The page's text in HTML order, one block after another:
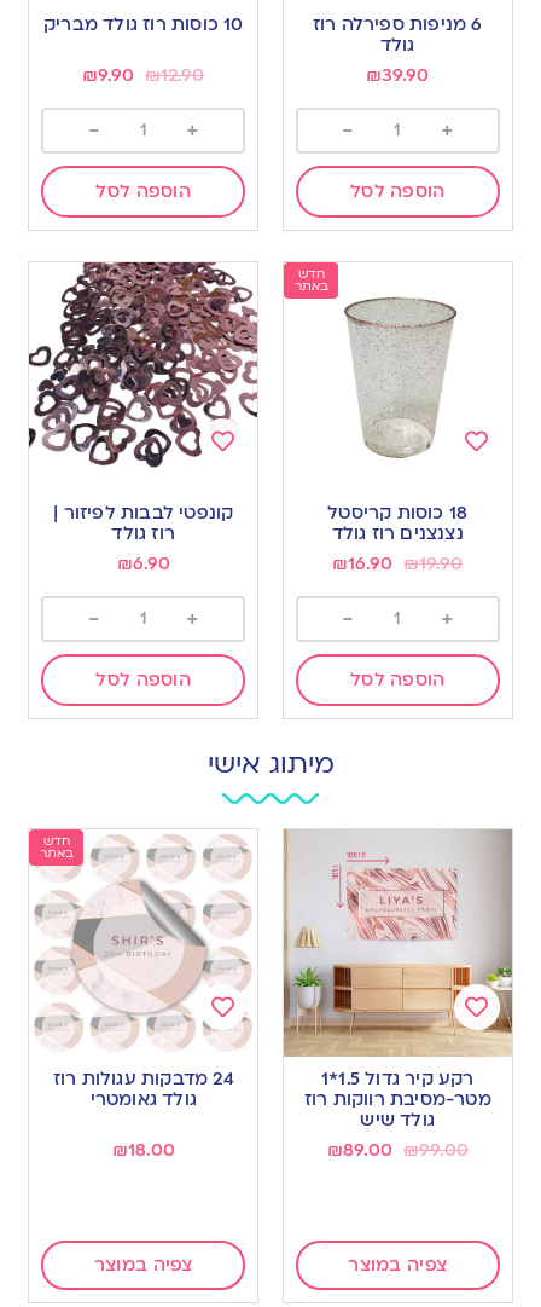
6 מניפות ספירלה רוז
גולד
₪39.90
+
-
הוספה לסל
to
10 כוסות רוז גולד מבריק
₪12.90
₪9.90
+
-
הוספה לסל
חדש
באתר
wishlist
18 כוסות קריסטל
נצנצנים רוז גולד
₪19.90
₪16.90
+
-
הוספה לסל
to
wishlist
קונפטי לבבות לפיזור |
רוז גולד
₪6.90
+
-
הוספה לסל
מיתוג אישי
Add
wishlist
רקע קיר גדול 1.5*1
מטר-מסיבת רווקות רוז
גולד שיש
₪99.00
₪89.00
צפיה במוצר
חדש
באתר
Add
to
wishlist
24 מדבקות עגולות רוז
גולד גאומטרי
₪18.00
צפיה במוצר